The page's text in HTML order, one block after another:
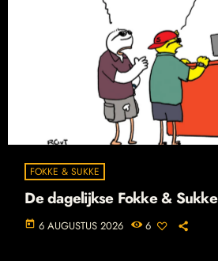
FOKKE & SUKKE
De dagelijkse Fokke & Sukke
today 6 AUGUSTUS 2026 6